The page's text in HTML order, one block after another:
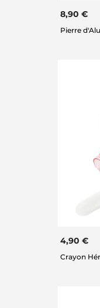
8,90 €
Pierre
4,90 €
Crayon